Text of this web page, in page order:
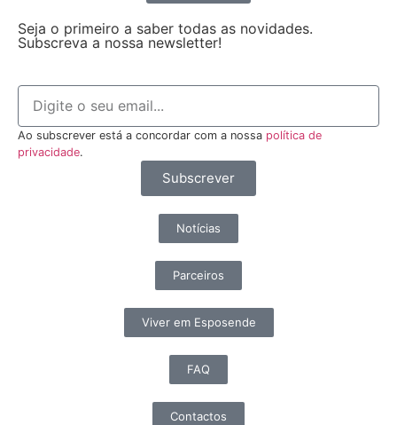
Seja o primeiro a saber todas as novidades.
Subscreva a nossa newsletter!
Ao subscrever está a concordar com a nossa política de
privacidade.
Subscrever
Notícias
Parceiros
Viver em Esposende
FAQ
Contactos